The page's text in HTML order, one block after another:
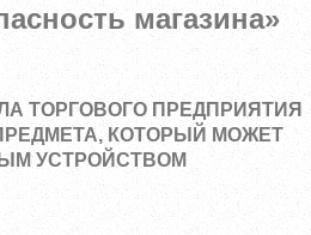
магазина»
ТОРГОВОГО ПРЕДПРИЯТИЯ
КОТОРЫЙ МОЖЕТ
УСТРОЙСТВОМ